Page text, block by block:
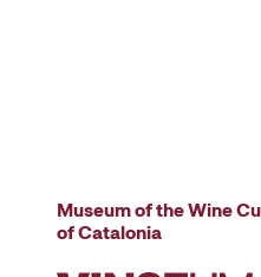
Museum of the Wine
of Catalonia